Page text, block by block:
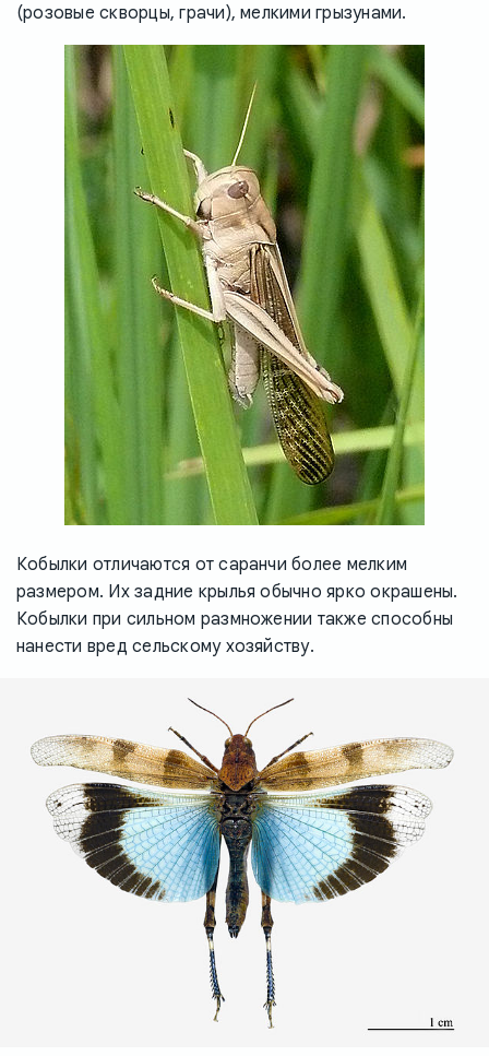
(розовые скворцы, грачи), мелкими грызунами.
Кобылки отличаются от саранчи более мелким
размером. Их задние крылья обычно ярко окрашены.
Кобылки при сильном размножении также способны
нанести вред сельскому хозяйству.